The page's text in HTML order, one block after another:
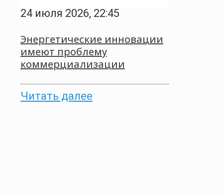
24 июля 2026, 22:45
Энергетические инновации
имеют проблему
коммерциализации
Читать далее